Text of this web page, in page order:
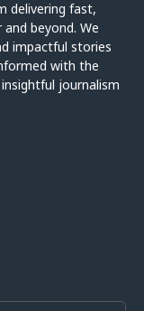
delivering fast,
beyond. We
impactful stories
with the
journalism